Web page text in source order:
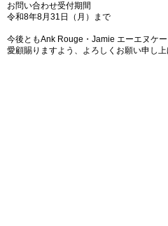
お問い合わせ受付期間
令和8年8月31日（月）まで
今後ともAnk Rouge・Jamie エーエヌケ
愛顧賜りますよう、よろしくお願い申し上